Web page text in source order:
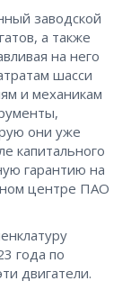
заводской
а также
на него
шасси
и механикам
они уже
капитального
гарантию на
центре ПАО
года по
двигатели.